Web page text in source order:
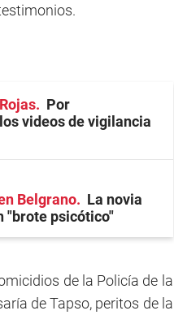
Por
videos de vigilancia
Belgrano
La novia
"brote psicótico"
de la Policía de la
de Tapso, peritos de la